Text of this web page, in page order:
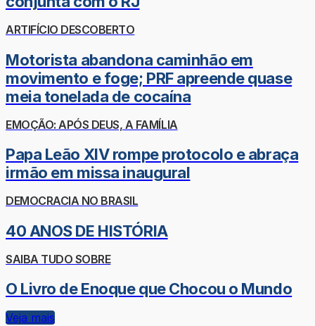
ARTIFÍCIO DESCOBERTO
Motorista abandona caminhão em
movimento e foge; PRF apreende quase
meia tonelada de cocaína
EMOÇÃO: APÓS DEUS, A FAMÍLIA
Papa Leão XIV rompe protocolo e abraça
irmão em missa inaugural
DEMOCRACIA NO BRASIL
40 ANOS DE HISTÓRIA
SAIBA TUDO SOBRE
O Livro de Enoque que Chocou o Mundo
Veja mais